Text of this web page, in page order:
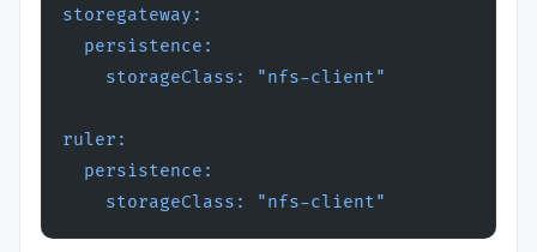
storegateway:
  persistence:
    storageClass: "nfs-client"
ruler:
  persistence:
    storageClass: "nfs-client"